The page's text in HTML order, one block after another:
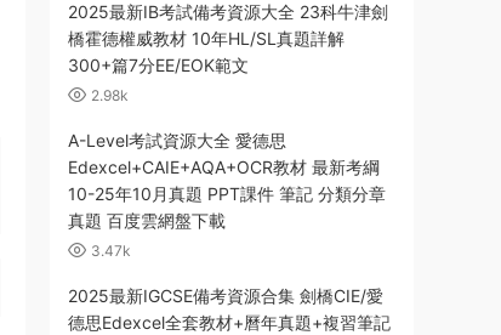
2025最新IB考試備考資源大全 23科牛津劍
橋霍德權威教材 10年HL/SL真題詳解
300+篇7分EE/EOK範文
2.98k
A-Level考試資源大全 愛德思
Edexcel+CAIE+AQA+OCR教材 最新考綱
10-25年10月真題 PPT課件 筆記 分類分章
真題 百度雲網盤下載
3.47k
2025最新IGCSE備考資源合集 劍橋CIE/愛
德思Edexcel全套教材+曆年真題+複習筆記